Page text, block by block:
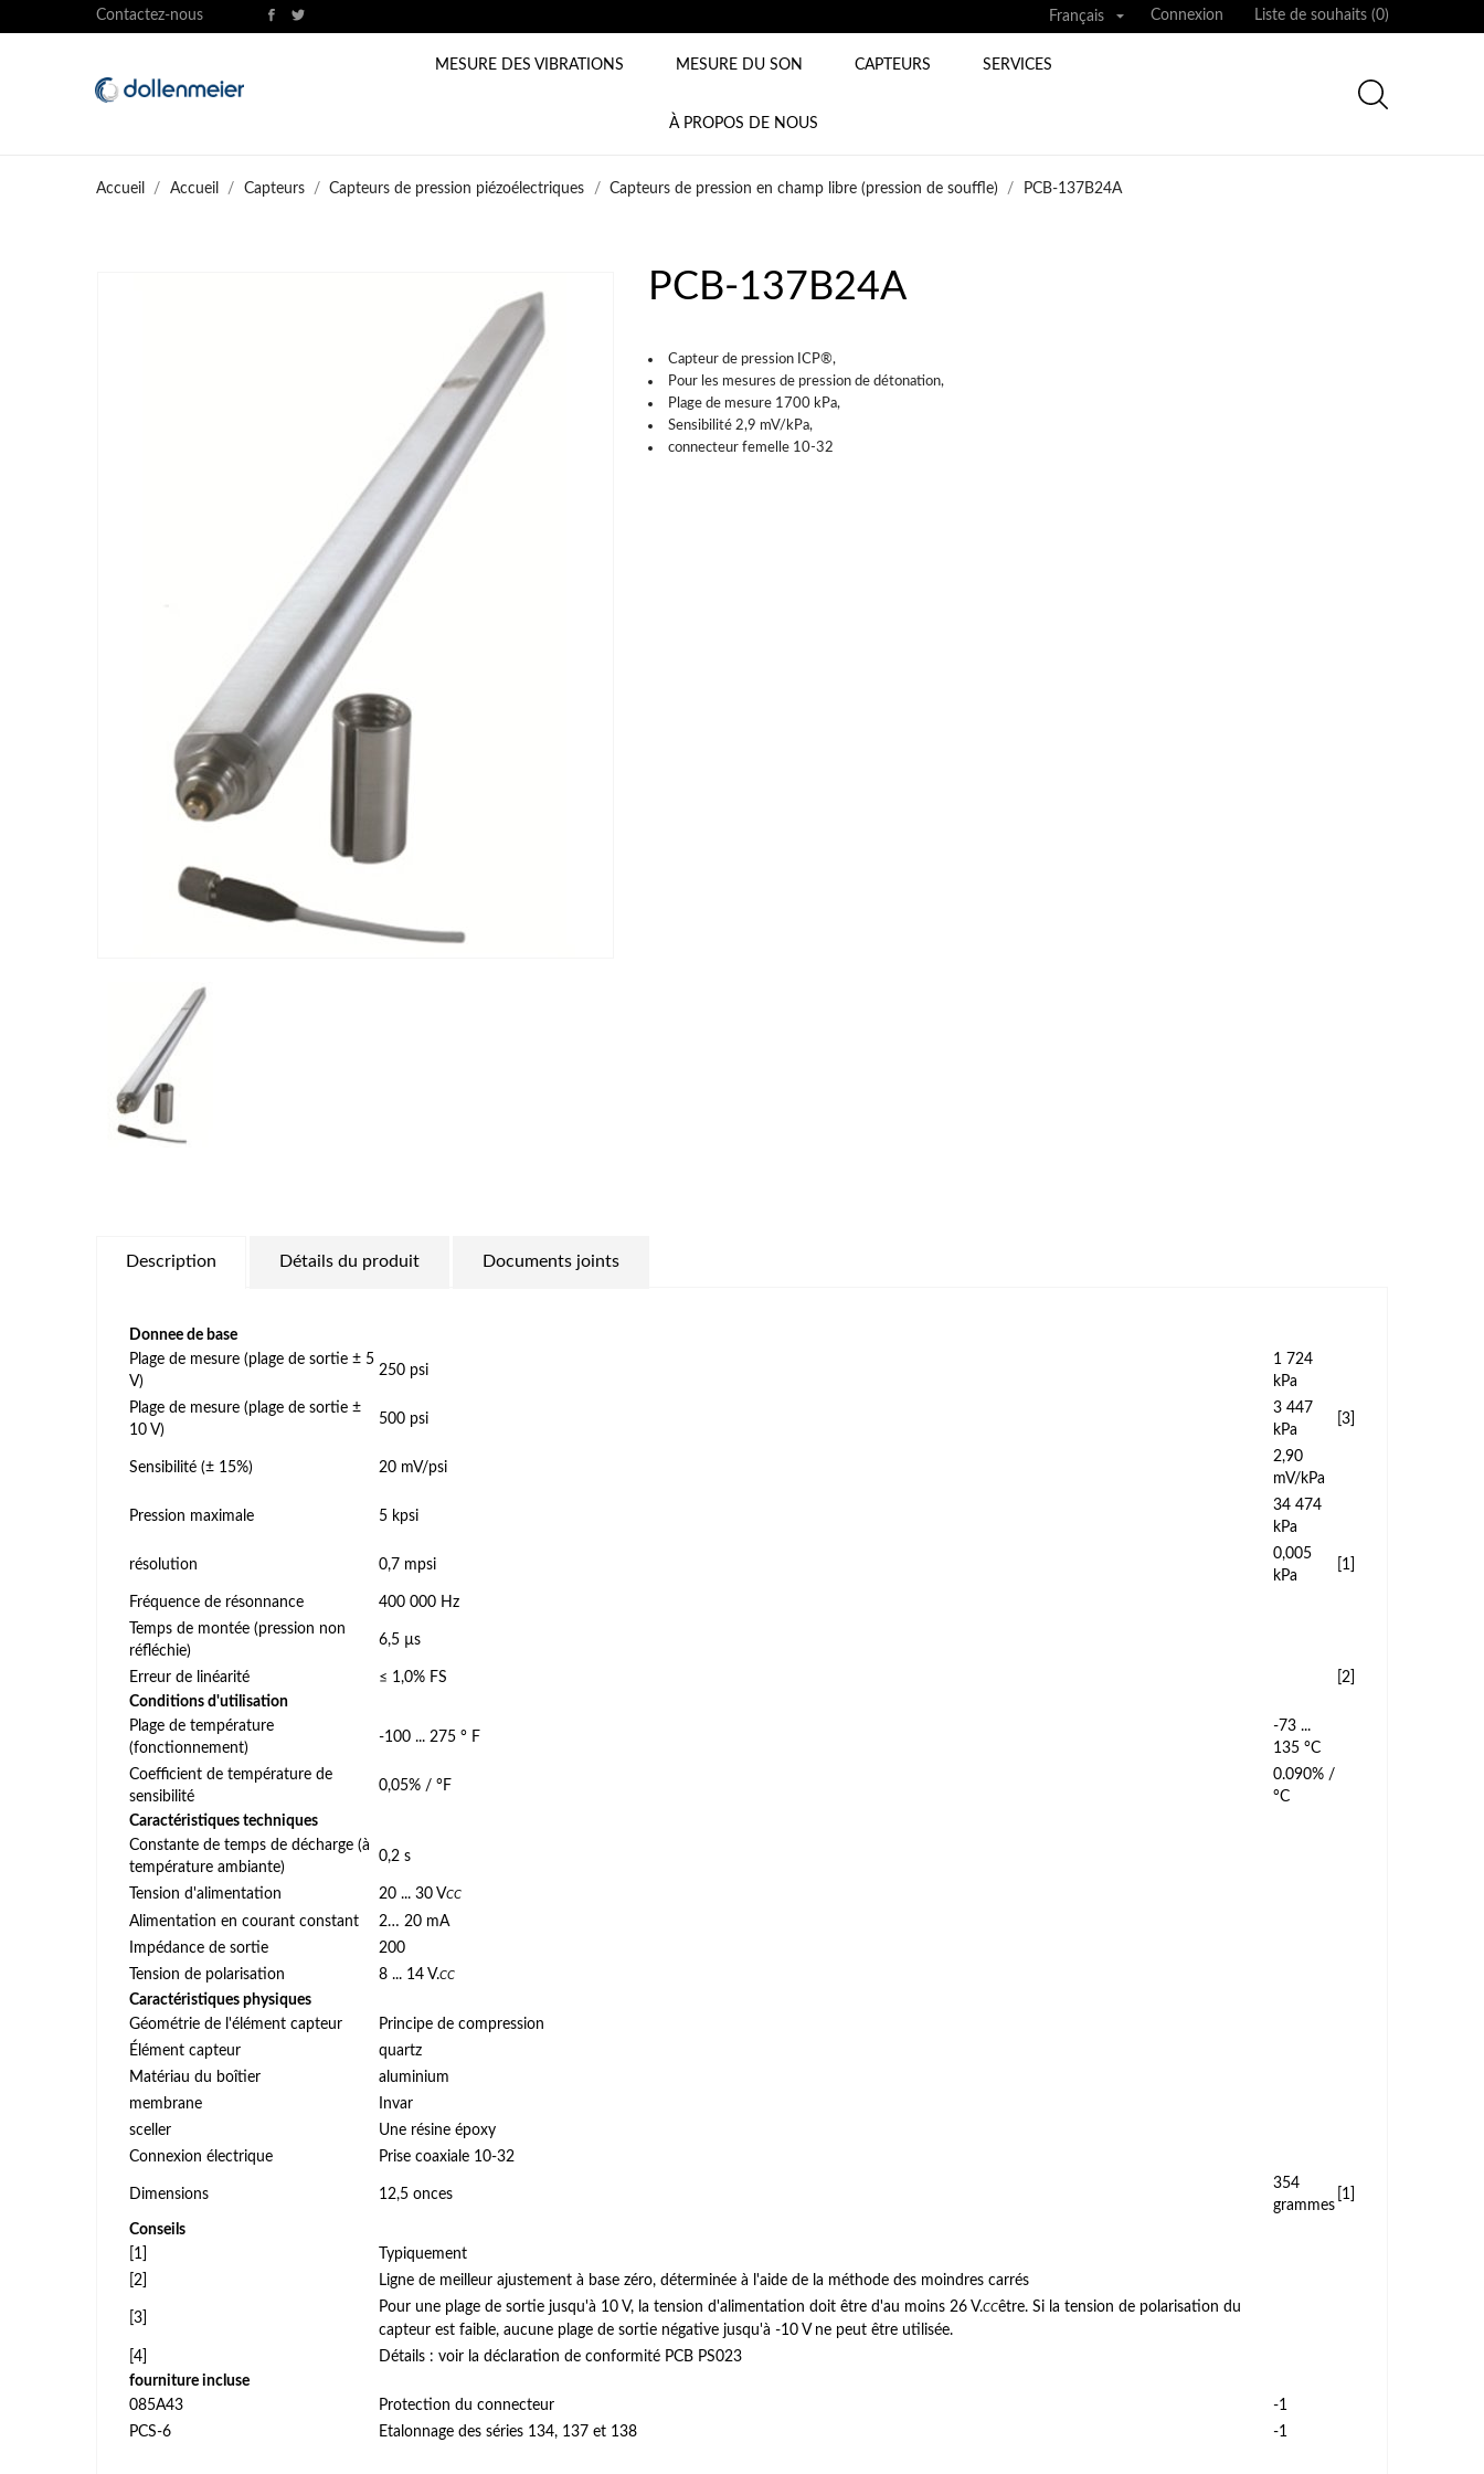
Contactez-nous Français  Connexion Liste de souhaits (0)
MESURE DES VIBRATIONS MESURE DU SON CAPTEURS SERVICES
À PROPOS DE NOUS
Accueil Accueil Capteurs Capteurs de pression piézoélectriques Capteurs de pression en champ libre (pression de souffle) PCB-137B24A
PCB-137B24A
Capteur de pression ICP®,
Pour les mesures de pression de détonation,
Plage de mesure 1700 kPa,
Sensibilité 2,9 mV/kPa,
connecteur femelle 10-32
Description Détails du produit Documents joints
Donnee de base
Plage de mesure (plage de sortie ± 5
V)
250 psi
1 724
kPa
Plage de mesure (plage de sortie ±
10 V)
500 psi
3 447
kPa
[3]
Sensibilité (± 15%) 20 mV/psi
2,90
mV/kPa
Pression maximale 5 kpsi
34 474
kPa
résolution 0,7 mpsi
0,005
kPa
[1]
Fréquence de résonnance
400 000 Hz
Temps de montée (pression non
réfléchie)
6,5 µs
Erreur de linéarité ≤ 1,0% FS
[2]
Conditions d'utilisation
Plage de température
(fonctionnement)
-100 ... 275 ° F
-73 ...
135 °C
Coefficient de température de
sensibilité
0,05% / °F
0.090% /
°C
Caractéristiques techniques
Constante de temps de décharge (à
température ambiante)
0,2 s
Tension d'alimentation 20 ... 30 VCC
Alimentation en courant constant
2… 20 mA
Impédance de sortie
200
Tension de polarisation
8 ... 14 V.CC
Caractéristiques physiques
Géométrie de l'élément capteur
Principe de compression
Élément capteur
quartz
Matériau du boîtier
aluminium
membrane
Invar
sceller
Une résine époxy
Connexion électrique
Prise coaxiale 10-32
Dimensions 12,5 onces
354
grammes
[1]
Conseils
[1]
Typiquement
[2]
Ligne de meilleur ajustement à base zéro, déterminée à l'aide de la méthode des moindres carrés
[3]
Pour une plage de sortie jusqu'à 10 V, la tension d'alimentation doit être d'au moins 26 V.CCêtre. Si la tension de polarisation du
capteur est faible, aucune plage de sortie négative jusqu'à -10 V ne peut être utilisée.
[4]
Détails : voir la déclaration de conformité PCB PS023
fourniture incluse
085A43
Protection du connecteur
-1
PCS-6
Etalonnage des séries 134, 137 et 138 -1